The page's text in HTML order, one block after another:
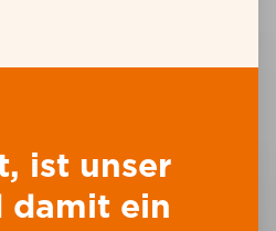
ist unser
damit ein